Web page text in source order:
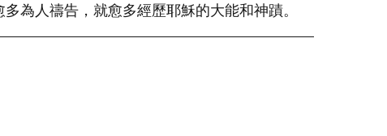
為人禱告，就愈多經歷耶穌的大能和神蹟。